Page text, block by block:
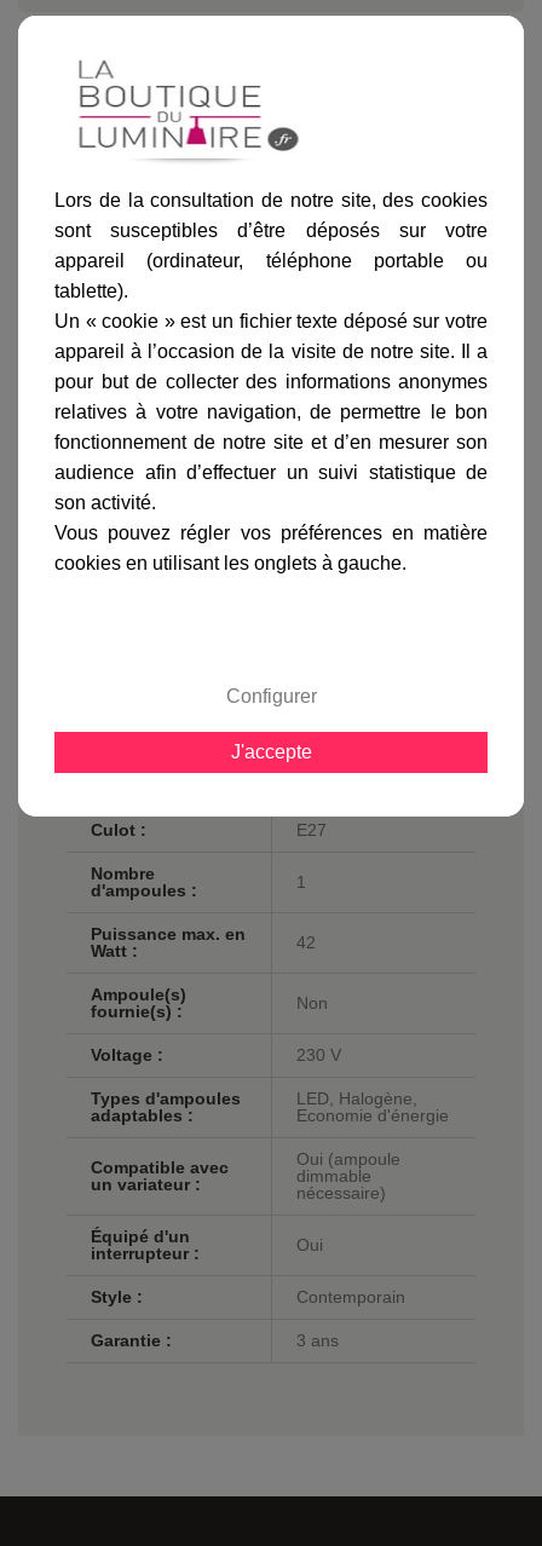
Informations produit
marque
livraison
gamme complète
avis clients
En savoir plus sur :Applique murale Joel XL blanc
crème
Astro Lighting
Produit vendu avec prise amovible et cordon.
Fiche technique
Norme de sécurité
IP20
Culot : E27
Nombre
d'ampoules :
1
Puissance max. en
Watt :
42
Ampoule(s)
fournie(s) :
Non
Voltage : 230 V
Types d'ampoules
adaptables :
LED, Halogène,
Economie d'énergie
Compatible avec
un variateur :
Oui (ampoule
dimmable
nécessaire)
Équipé d'un
interrupteur :
Oui
Style : Contemporain
Garantie : 3 ans
Lors de la consultation de notre site, des cookies
sont susceptibles d’être déposés sur votre
appareil (ordinateur, téléphone portable ou
tablette).
Un « cookie » est un fichier texte déposé sur votre
appareil à l’occasion de la visite de notre site. Il a
pour but de collecter des informations anonymes
relatives à votre navigation, de permettre le bon
fonctionnement de notre site et d’en mesurer son
audience afin d’effectuer un suivi statistique de
son activité.
Vous pouvez régler vos préférences en matière
cookies en utilisant les onglets à gauche.
Configurer
J'accepte